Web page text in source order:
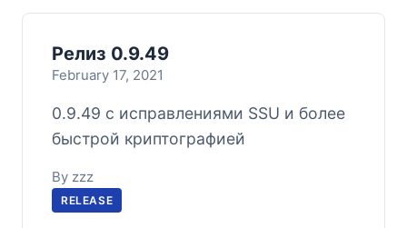
Релиз 0.9.49
February 17, 2021
0.9.49 с исправлениями SSU и более
быстрой криптографией
By zzz
RELEASE